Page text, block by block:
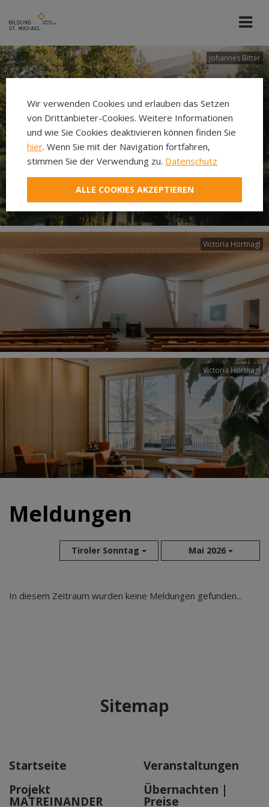
Johannes Bitter
Victoria Hörtnagl
Victoria Hörtnagl
Meldungen
Tiroler Sonntag Mai 2026
Aug 2026
Sep 2025
In diesem Zeitraum wurden keine Meldungen gefunden...
Sitemap
Startseite
Veranstaltungen
Projekt
MATREINANDER
Übernachten |
Preise
Wir verwenden Cookies und erlauben das Setzen
von Drittanbieter-Cookies. Weitere Informationen
und wie Sie Cookies deaktivieren können finden Sie
hier. Wenn Sie mit der Navigation fortfahren,
stimmen Sie der Verwendung zu. Datenschutz
ALLE COOKIES AKZEPTIEREN